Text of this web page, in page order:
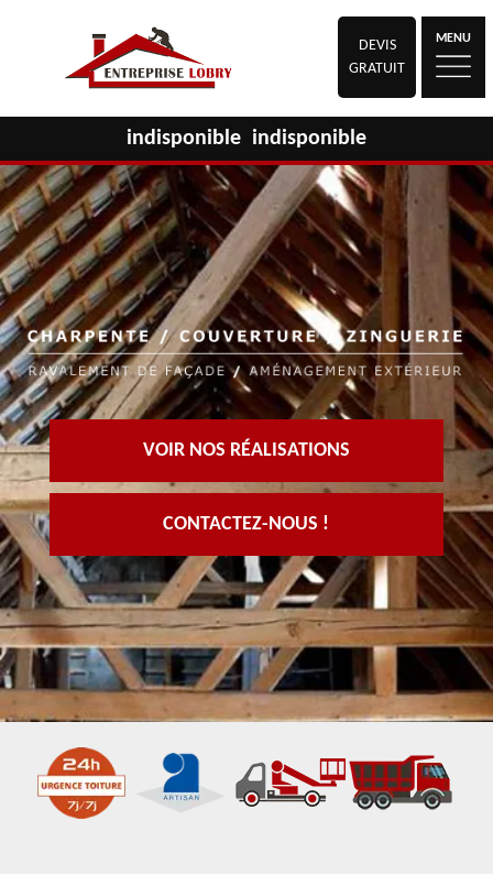
DEVIS
GRATUIT
MENU
indisponible indisponible
VOIR NOS RÉALISATIONS
CONTACTEZ-NOUS !